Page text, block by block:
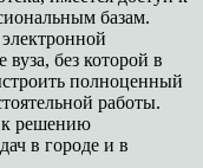
базам.
без которой в
полноценный
работы.
к решению
в городе и в